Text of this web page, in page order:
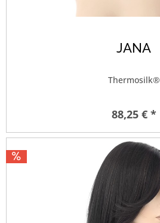
JANA
Thermosilk®
88,25 € *